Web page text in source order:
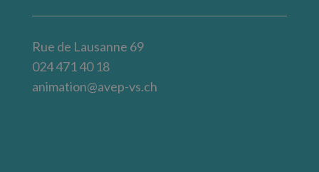
Rue de Lausanne 69
024 471 40 18
animation@avep-vs.ch